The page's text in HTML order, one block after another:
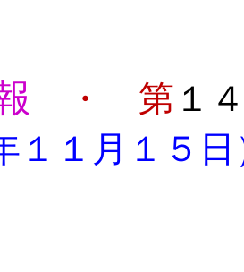
・ 第 １
１１月１５日